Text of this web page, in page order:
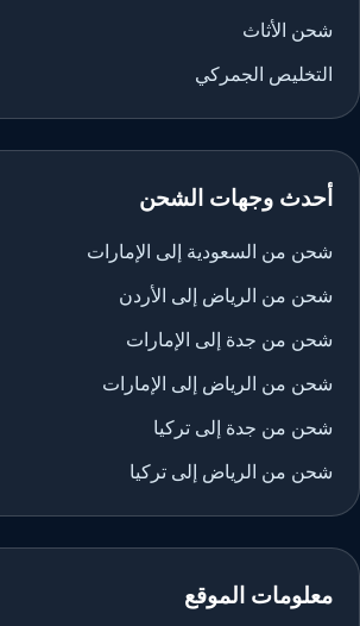
شحن الأثاث
التخليص الجمركي
أحدث وجهات الشحن
شحن من السعودية إلى الإمارات
شحن من الرياض إلى الأردن
شحن من جدة إلى الإمارات
شحن من الرياض إلى الإمارات
شحن من جدة إلى تركيا
شحن من الرياض إلى تركيا
معلومات الموقع